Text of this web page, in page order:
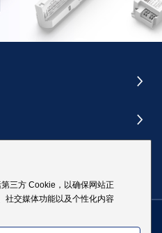
版权所有| 站点地图 | 隐私政策 粤
三方 Cookie，以确保网站正
社交媒体功能以及个性化内容